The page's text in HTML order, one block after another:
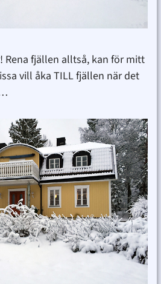
Rena fjällen alltså, kan för mitt
vill åka TILL fjällen när det